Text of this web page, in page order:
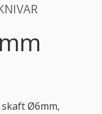
Ø6mm,